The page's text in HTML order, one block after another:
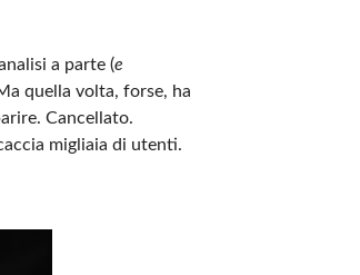
a parte (e
quella volta, forse, ha
Cancellato.
migliaia di utenti.